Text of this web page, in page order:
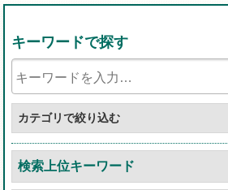
キーワードで探す
カテゴリで絞り込む
検索上位キーワード